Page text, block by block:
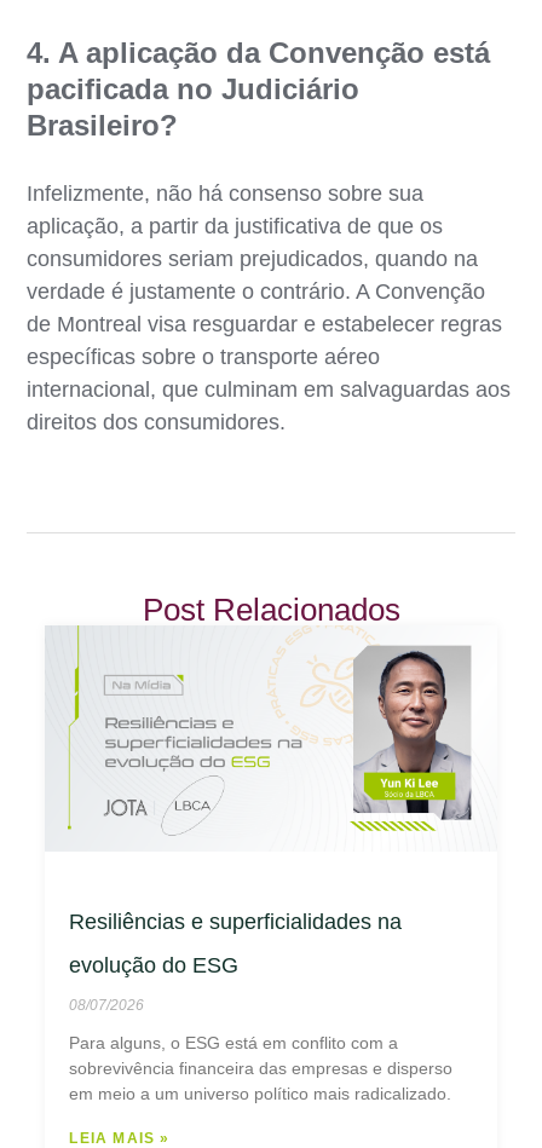
4. A aplicação da Convenção está
pacificada no Judiciário
Brasileiro?
Infelizmente, não há consenso sobre sua
aplicação, a partir da justificativa de que os
consumidores seriam prejudicados, quando na
verdade é justamente o contrário. A Convenção
de Montreal visa resguardar e estabelecer regras
específicas sobre o transporte aéreo
internacional, que culminam em salvaguardas aos
direitos dos consumidores.
Post Relacionados
Resiliências e superficialidades na
evolução do ESG
08/07/2026
Para alguns, o ESG está em conflito com a
sobrevivência financeira das empresas e disperso
em meio a um universo político mais radicalizado.
LEIA MAIS »